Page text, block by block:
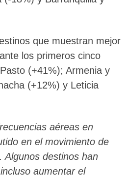
que muestran mejor
los primeros cinco
(+41%); Armenia y
(+12%) y Leticia
aéreas en
en el movimiento de
Algunos destinos han
aumentar el